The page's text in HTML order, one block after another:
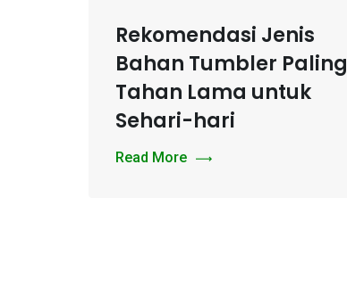
Rekomendasi Jenis
Bahan Tumbler Paling
Tahan Lama untuk
Sehari-hari
Read More